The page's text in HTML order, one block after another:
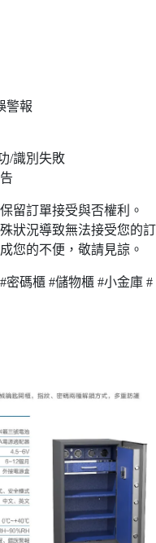
警報
/識別失敗
留訂單接受與否權利。
狀況導致無法接受您的訂
您的不便，敬請見諒。
密碼櫃 #儲物櫃 #小金庫 #